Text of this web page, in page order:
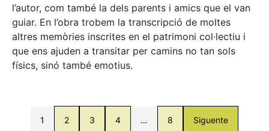
l’autor, com també la dels parents i amics que el van
guiar. En l’obra trobem la transcripció de moltes
altres memòries inscrites en el patrimoni col·lectiu i
que ens ajuden a transitar per camins no tan sols
físics, sinó també emotius.
1 2 3 4 … 8 Siguente